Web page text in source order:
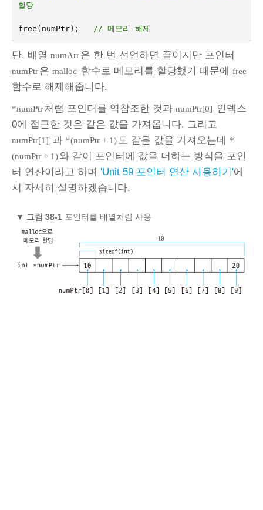
할당
free ( numPtr); // 메모리 해제
단, 배열 numArr은 한 번 선언하면 끝이지만 포인터
numPtr은 malloc 함수로 메모리를 할당했기 때문에 free
함수로 해제해줍니다.
*numPtr처럼 포인터를 역참조한 것과 numPtr[0] 인덱스
0에 접근한 것은 같은 값을 가져옵니다. 그리고
numPtr[1] 과 *(numPtr + 1) 도 같은 값을 가져오는데 *
(numPtr + 1)와 같이 포인터에 값을 더하는 방식을 포인
터 연산이라고 하며 'Unit 59 포인터 연산 사용하기'에
서 자세히 설명하겠습니다.
▼ 그림 38‑1포인터를 배열처럼 사용